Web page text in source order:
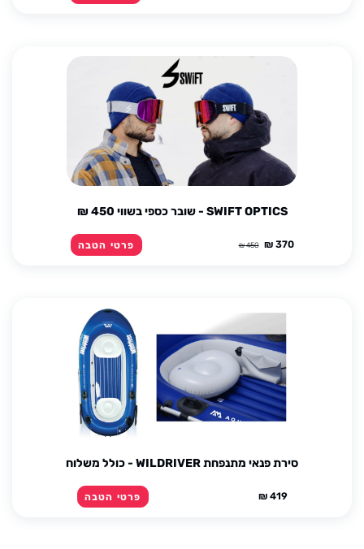
SWIFT OPTICS - שובר כספי בשווי 450 ₪
370 ₪
450 ₪ פרטי הטבה
סירת פנאי מתנפחת WILDRIVER - כולל משלוח
419 ₪ פרטי הטבה